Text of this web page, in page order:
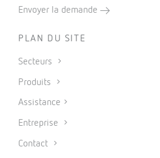
Envoyer la demande
PLAN DU SITE
Secteurs
Produits
Assistance
Entreprise
Contact